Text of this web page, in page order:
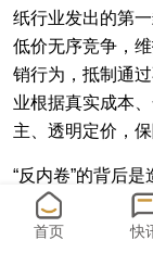
纸行业发出的第
低价无序竞争，
销行为，抵制通
业根据真实成本
主、透明定价，
“反内卷”的背后
华安证券表示，
能过剩问题。
首页 快